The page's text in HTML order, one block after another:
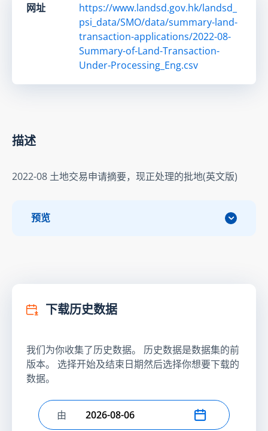
网址
https://www.landsd.gov.hk/landsd_
psi_data/SMO/data/summary-land-
transaction-applications/2022-08-
Summary-of-Land-Transaction-
Under-Processing_Eng.csv
描述
2022-08 土地交易申请摘要，现正处理的批地(英文版)
预览
下载历史数据
我们为你收集了历史数据。 历史数据是数据集的前
版本。 选择开始及结束日期然后选择你想要下载的
数据。
选择开始日期
由